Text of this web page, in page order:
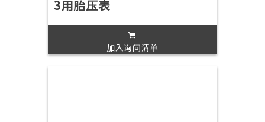
3用胎压表
加入询问清单